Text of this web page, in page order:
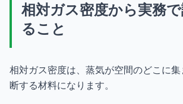
相対ガス密度から実務
ること
相対ガス密度は、蒸気が空間のどこに
断する材料になります。